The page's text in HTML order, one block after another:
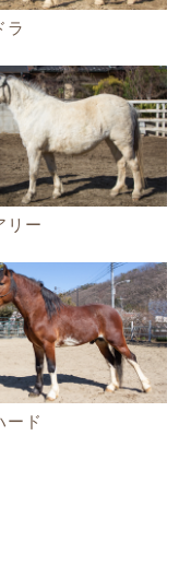
ラ
リー
ード